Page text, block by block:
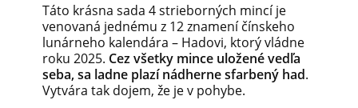
Táto krásna sada 4 strieborných mincí je
venovaná jednému z 12 znamení čínskeho
lunárneho kalendára – Hadovi, ktorý vládne
roku 2025. Cez všetky mince uložené vedľa
seba, sa ladne plazí nádherne sfarbený had.
Vytvára tak dojem, že je v pohybe.